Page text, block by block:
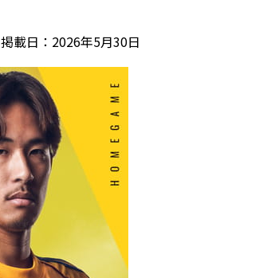
掲載日：2026年5月30日